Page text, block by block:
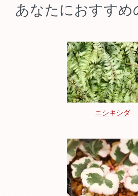
あなたにおすすめ
ニシキシダ